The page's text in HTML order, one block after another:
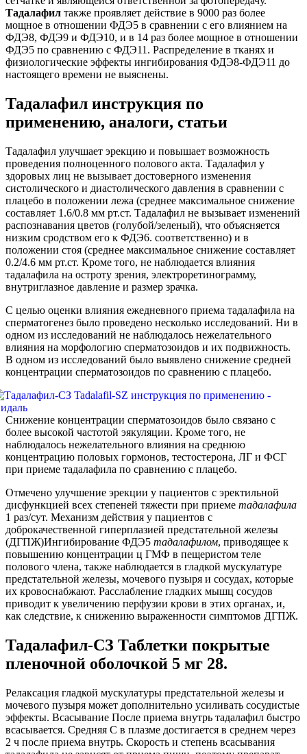
Тадалафил также проявляет действие в 9000 раз более
мощное в отношении ФДЭ5 в сравнении с его влиянием на
ФДЭ8, ФДЭ9 и ФДЭ10, и в 14 раз более мощное в отношении
ФДЭ5 по сравнению с ФДЭ11. Распределение в тканях и
физиологические эффекты ингибирования ФДЭ8-ФДЭ11 до
настоящего времени не выяснены.
Тадалафил инструкция по
применению, аналоги, статьи
Тадалафил улучшает эрекцию и повышает возможность
проведения полноценного полового акта. Тадалафил у
здоровых лиц не вызывает достоверного изменения
систолического и диастолического давления в сравнении с
плацебо в положении лежа (среднее максимальное снижение
составляет 1.6/0.8 мм рт.ст. Тадалафил не вызывает изменений
распознавания цветов (голубой/зеленый), что объясняется
низким сродством его к ФДЭ6. соответственно) и в
положении стоя (среднее максимальное снижение составляет
0.2/4.6 мм рт.ст. Кроме того, не наблюдается влияния
тадалафила на остроту зрения, электроретинограмму,
внутриглазное давление и размер зрачка.
С целью оценки влияния ежедневного приема тадалафила на
сперматогенез было проведено несколько исследований. Ни в
одном из исследований не наблюдалось нежелательного
влияния на морфологию сперматозоидов и их подвижность.
В одном из исследований было выявлено снижение средней
концентрации сперматозоидов по сравнению с плацебо.
Снижение концентрации сперматозоидов было связано с
более высокой частотой эякуляции. Кроме того, не
наблюдалось нежелательного влияния на среднюю
концентрацию половых гормонов, тестостерона, ЛГ и ФСГ
при приеме тадалафила по сравнению с плацебо.
Отмечено улучшение эрекции у пациентов с эректильной
дисфункцией всех степеней тяжести при приеме тадалафила
1 раз/сут. Механизм действия у пациентов с
доброкачественной гиперплазией предстательной железы
(ДГПЖ)Ингибирование ФДЭ5 тадалафилом, приводящее к
повышению концентрации ц ГМФ в пещеристом теле
полового члена, также наблюдается в гладкой мускулатуре
предстательной железы, мочевого пузыря и сосудах, которые
их кровоснабжают. Расслабление гладких мышц сосудов
приводит к увеличению перфузии крови в этих органах, и,
как следствие, к снижению выраженности симптомов ДГПЖ.
Тадалафил-СЗ Таблетки покрытые
пленочной оболочкой 5 мг 28.
Релаксация гладкой мускулатуры предстательной железы и
мочевого пузыря может дополнительно усиливать сосудистые
эффекты. Всасывание После приема внутрь тадалафил быстро
всасывается. Средняя С в плазме достигается в среднем через
2 ч после приема внутрь. Скорость и степень всасывания